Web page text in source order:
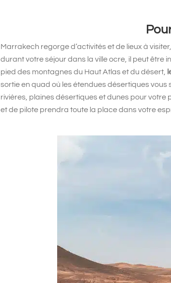
Marrakech regorge d’activités et de lieux à
durant votre séjour dans la ville ocre, il peut être
pied des montagnes du Haut Atlas et du désert,
sortie en quad où les étendues désertiques vous
rivières, plaines désertiques et dunes pour
et de pilote prendra toute la place dans votre